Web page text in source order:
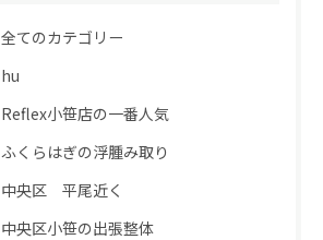
全てのカテゴリー
hu
Reflex小笹店の一番人気
ふくらはぎの浮腫み取り
中央区 平尾近く
中央区小笹の出張整体